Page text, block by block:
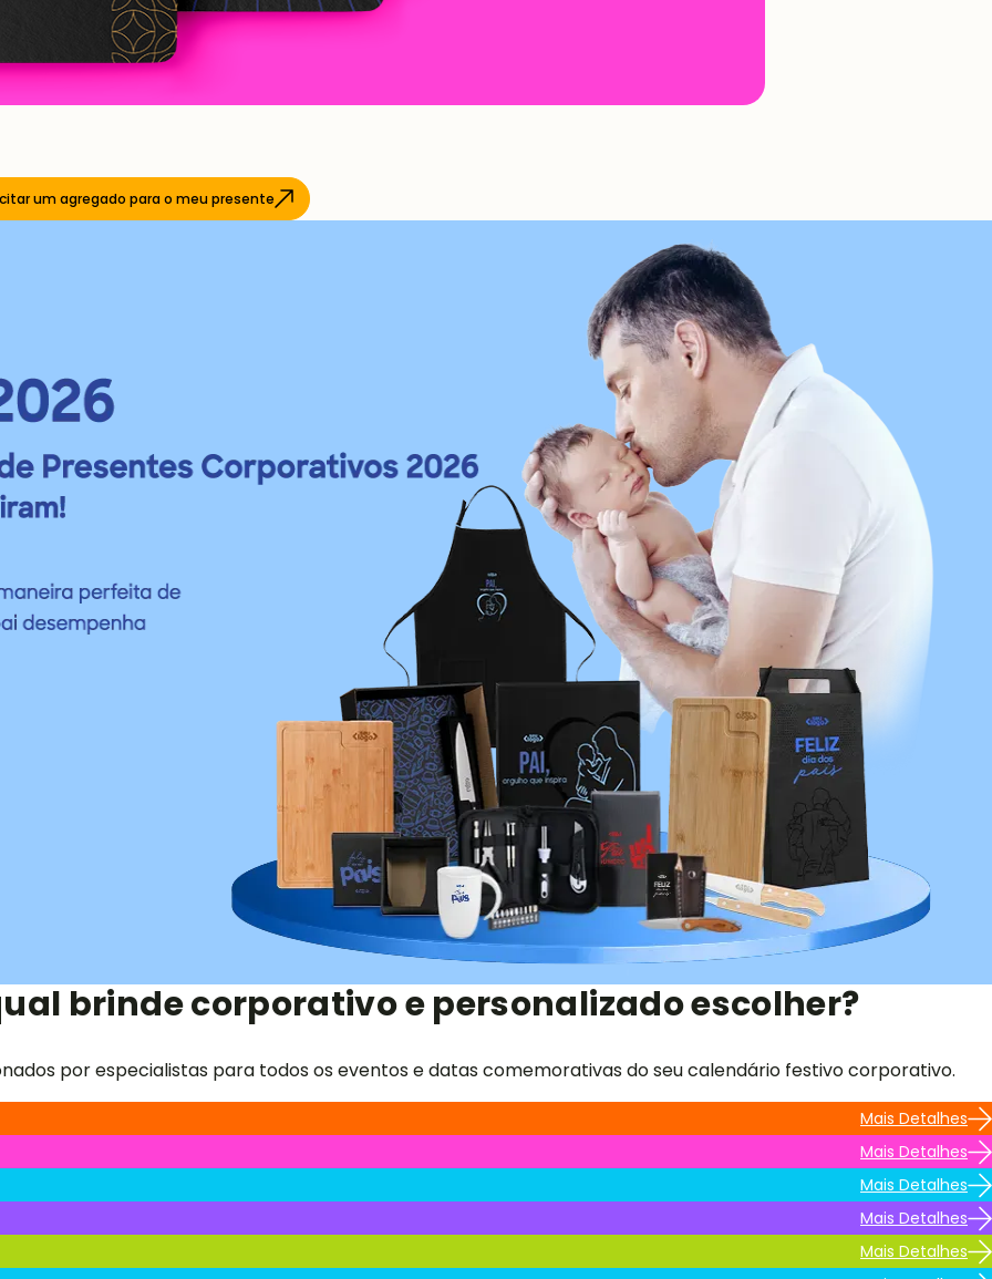
um agregado para o meu presente
brinde corporativo e personalizado escolher?
por especialistas para todos os eventos e datas comemorativas do seu calendário festivo corporativo.
Mais Detalhes
Mais Detalhes
Mais Detalhes
Mais Detalhes
Mais Detalhes